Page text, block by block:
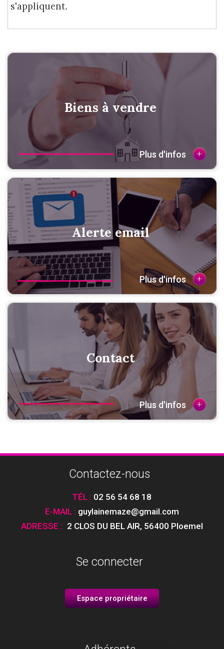
s'appliquent.
Biens à vendre
Plus d'infos +
Alerte email
Plus d'infos +
Contact
Plus d'infos +
Contactez-nous
TÉL : 02 56 54 68 18
E-MAIL : guylainemaze@gmail.com
ADRESSE : 2 CLOS DU BEL AIR, 56400 Ploemel
Se connecter
Espace propriétaire